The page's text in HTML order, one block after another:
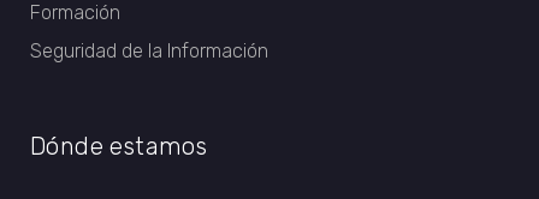
Formación
Seguridad de la Información
Dónde estamos